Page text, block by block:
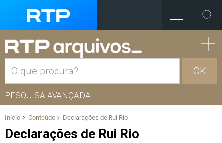
OK
PESQUISA AVANÇADA
Início Conteúdo Declarações de Rui Rio
Declarações de Rui Rio